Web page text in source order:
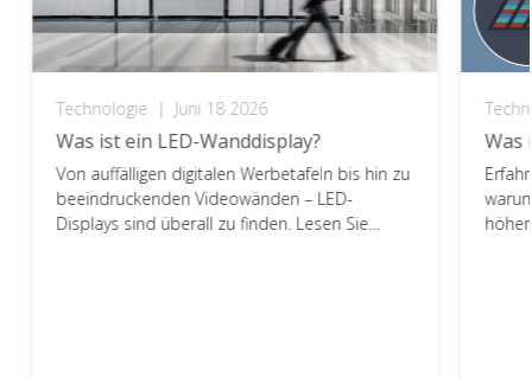
Technologie | Juni 18 2026
Was ist ein LED-Wanddisplay?
Von auffälligen digitalen Werbetafeln bis hin zu
beeindruckenden Videowänden – LED-
Displays sind überall zu finden. Lesen Sie
Was